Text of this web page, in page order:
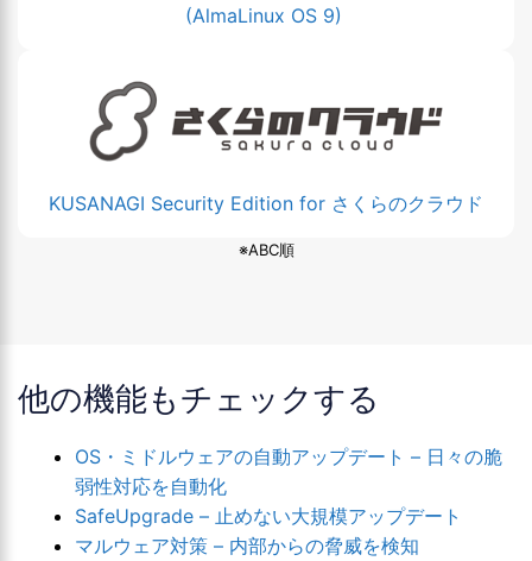
(AlmaLinux OS 9)
KUSANAGI Security Edition for さくらのクラウド
※ABC順
他の機能もチェックする
OS・ミドルウェアの自動アップデート – 日々の脆
弱性対応を自動化
SafeUpgrade – 止めない大規模アップデート
マルウェア対策 – 内部からの脅威を検知